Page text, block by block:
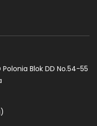
Blok DD No.54-55